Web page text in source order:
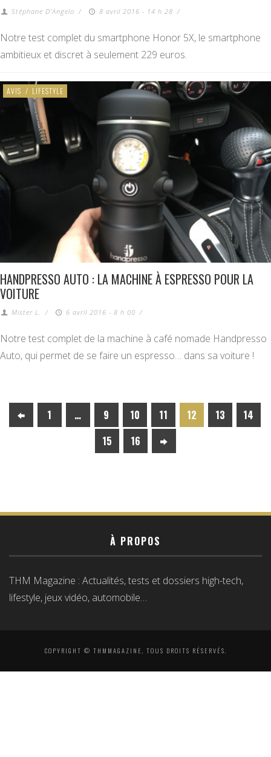
Stéphane D'Angelo / 8 avril 2016 - 14 h 28 /
Notre test complet du smartphone Honor 5X, le smartphone
ambitieux et discret à seulement 229 euros.
AVIS / LIFESTYLE
HANDPRESSO AUTO : LA MACHINE À ESPRESSO POUR LA
VOITURE
Mister L. / 6 avril 2016 - 8 h 00 /
Notre test complet de la machine à café nomade Handpresso
Auto, qui permet de se faire un espresso… dans sa voiture !
1 … 9 10 11 12 13
14
15
16
À PROPOS
THM Magazine : Actualités, tests et dossiers high-tech,
lifestyle, jeux vidéo, automobile…
COPYRIGHT © THMMAGAZINE, TOUS DROITS RÉSERVÉS.